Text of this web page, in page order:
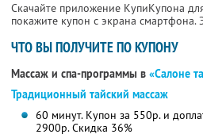
Скачайте приложение КупиКупона
покажите купон с экрана смартфона.
ЧТО ВЫ ПОЛУЧИТЕ ПО КУПОНУ
Массаж и спа-программы в «Салоне
Традиционный тайский массаж
60 минут. Купон за 550р. и
2900р. Скидка 36%